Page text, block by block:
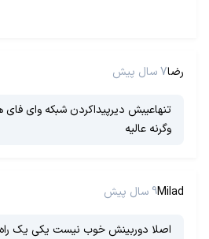
رضا7 سال پیش
تنهاعیبش دیرپیداکردن شبکه وای
وگرنه عالیه
Milad9 سال پیش
اصلا دوربینش خوب نیست یکی یک